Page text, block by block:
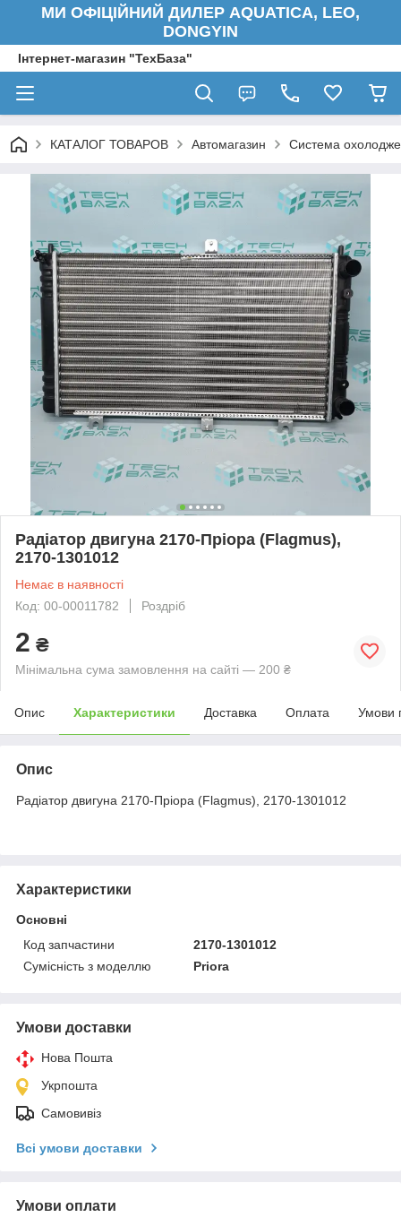
МИ ОФІЦІЙНИЙ ДИЛЕР AQUATICA, LEO,
DONGYIN
Інтернет-магазин "ТехБаза"
КАТАЛОГ ТОВАРОВ Автомагазин Система
Радіатор двигуна 2170-Пріора (Flagmus),
2170-1301012
Немає в наявності
Код: 00-00011782
Роздріб
2 ₴
Мінімальна сума замовлення на сайті — 200 ₴
Опис Характеристики Доставка Оплата Умови
Опис
Радіатор двигуна 2170-Пріора (Flagmus), 2170-1301012
Характеристики
Основні
Код запчастини
2170-1301012
Сумісність з моделлю
Priora
Умови доставки
Нова Пошта
Укрпошта
Самовивіз
Всі умови доставки
Умови оплати